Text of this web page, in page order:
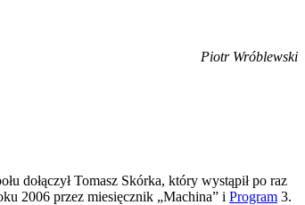
Piotr Wróblewski
dołączył Tomasz Skórka, który wystąpił po raz
2006 przez miesięcznik „Machina” i Program 3.